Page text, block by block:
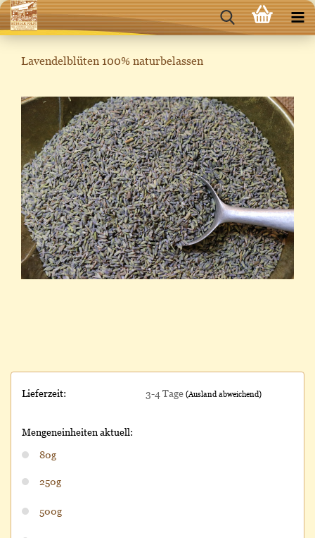
Lavendelblüten 100% naturbelassen
Lieferzeit: 3-4 Tage (Ausland abweichend)
Mengeneinheiten aktuell:
80g
250g
500g